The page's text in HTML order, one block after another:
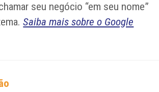
seu negócio “em seu nome”
Saiba mais sobre o Google